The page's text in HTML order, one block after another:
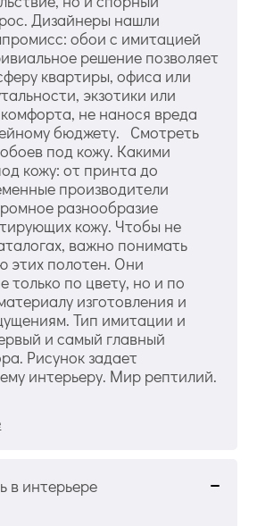
Дизайнеры нашли
обои с имитацией
решение позволяет
квартиры, офиса или
экзотики или
не нанося вреда
бюджету. Смотреть
под кожу. Какими
кожу: от принта до
производители
разнообразие
кожу. Чтобы не
важно понимать
этих полотен. Они
только по цвету, но и по
изготовления и
Тип имитации и
и самый главный
Рисунок задает
интерьеру. Мир рептилий.
в интерьере